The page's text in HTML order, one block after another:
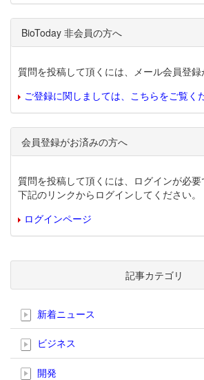
BioToday 非会員の方へ
質問を投稿して頂くには、メール会員登録
ご登録に関しましては、こちらをご覧く
会員登録がお済みの方へ
質問を投稿して頂くには、ログインが必要
下記のリンクからログインしてください。
ログインページ
記事カテゴリ
新着ニュース
ビジネス
開発